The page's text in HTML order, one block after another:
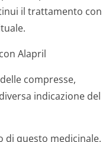
il trattamento con
Alapril
compresse,
indicazione del
di questo medicinale,